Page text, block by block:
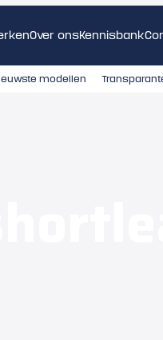
Over onsKennisbank
modellen